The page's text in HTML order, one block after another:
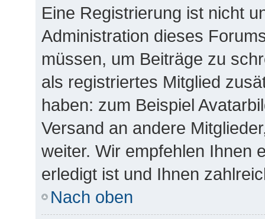
Eine Registrierung ist nicht
Administration dieses
müssen, um Beiträge zu
als registriertes Mitglied
haben: zum Beispiel
Versand an andere
weiter. Wir empfehlen Ihnen
erledigt ist und Ihnen
Nach oben